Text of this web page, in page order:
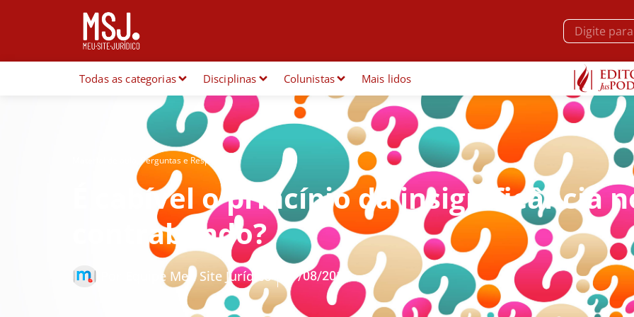
Todas as categorias Disciplinas Colunistas Mais lidos
Perguntas e Respostas
É cabível o princípio da insignificância
contrabando?
Equipe Meu Site Jurídico 17/08/2017